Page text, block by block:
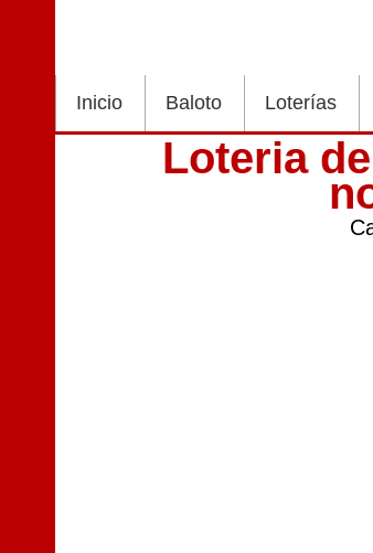
Inicio Baloto Loterías
Loteria